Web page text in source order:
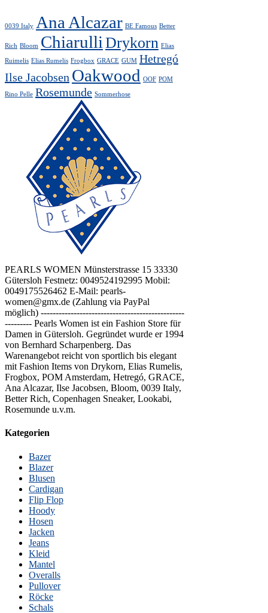
0039 Italy Ana Alcazar BE Famous Better
Rich Bloom Chiarulli Drykorn Elias
Ruimelis Elias Rumelis Frogbox GRACE GUM Hetregó
Ilse Jacobsen Oakwood OOF POM
Rino Pelle Rosemunde Sommerhose
PEARLS WOMEN Münsterstrasse 15 33330
Gütersloh Festnetz: 0049524192995 Mobil:
0049175526462 E-Mail: pearls-
women@gmx.de (Zahlung via PayPal
möglich) ------------------------------------------------
--------- Pearls Women ist ein Fashion Store für
Damen in Gütersloh. Gegründet wurde er 1994
von Bernhard Scharpenberg. Das
Warenangebot reicht von sportlich bis elegant
mit Fashion Items von Drykorn, Elias Rumelis,
Frogbox, POM Amsterdam, Hetregó, GRACE,
Ana Alcazar, Ilse Jacobsen, Bloom, 0039 Italy,
Better Rich, Copenhagen Sneaker, Lookabi,
Rosemunde u.v.m.
Kategorien
Bazer
Blazer
Blusen
Cardigan
Flip Flop
Hoody
Hosen
Jacken
Jeans
Kleid
Mantel
Overalls
Pullover
Röcke
Schals